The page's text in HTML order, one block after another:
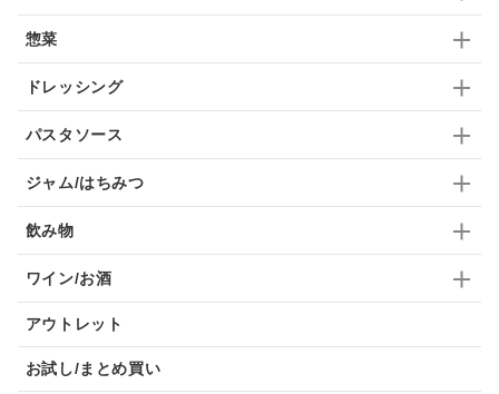
九条ねぎ
惣菜
ドレッシング
パスタソース
ジャム/はちみつ
飲み物
ワイン/お酒
アウトレット
お試し/まとめ買い